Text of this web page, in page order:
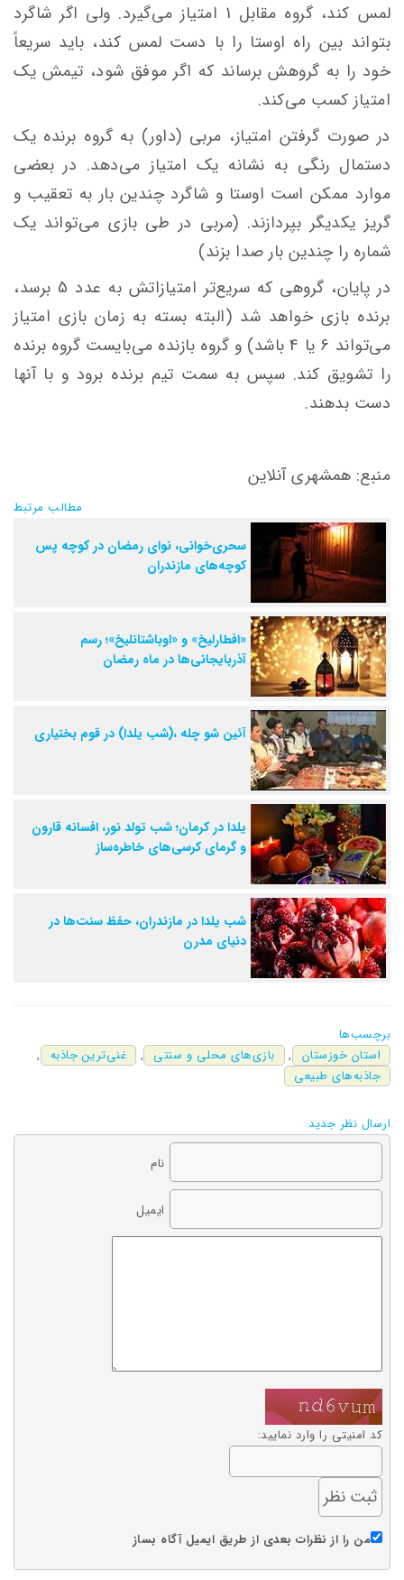
لمس کند، گروه مقابل 1 امتیاز می‌گیرد. ولی اگر شاگرد
بتواند بین راه اوستا را با دست لمس کند، باید سریعاً
خود را به گروهش برساند که اگر موفق شود، تیمش یک
امتیاز کسب می‌کند.
در صورت گرفتن امتیاز، مربی (داور) به گروه برنده یک
دستمال رنگی به نشانه یک امتیاز می‌دهد. در بعضی
موارد ممکن است اوستا و شاگرد چندین بار به تعقیب و
گریز یکدیگر بپردازند. (مربی در طی بازی می‌تواند یک
شماره را چندین بار صدا بزند)
در پایان، گروهی که سریع‌تر امتیازاتش به عدد 5 برسد،
برنده بازی خواهد شد (البته بسته به زمان بازی امتیاز
می‌تواند 6 یا 4 باشد) و گروه بازنده می‌بایست گروه برنده
را تشویق کند. سپس به سمت تیم برنده برود و با آنها
دست بدهند.
منبع: همشهری آنلاین
مطالب مرتبط
سحری‌خوانی، نوای رمضان در کوچه پس
کوچه‌های مازندران
«افطارلیخ» و «اوباشتانلیخ»؛ رسم
آذربایجانی‌ها در ماه رمضان
آئین شو چله ،(شب یلدا) در قوم بختیاری
یلدا در کرمان؛ شب تولد نور، افسانه قارون
و گرمای کرسی‌های خاطره‌ساز
شب یلدا در مازندران، حفظ سنت‌ها در
دنیای مدرن
برچسب‌ها
استان خوزستان
, بازی‌های محلی و سنتی , غنی‌ترین جاذبه‌
,
جاذبه‌های طبیعی
ارسال نظر جدید
نام
ایمیل
کد امنیتی را وارد نمایید:
من را از نظرات بعدی از طریق ایمیل آگاه بساز